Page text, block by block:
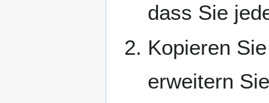
dass Sie
Kopieren
erweitern